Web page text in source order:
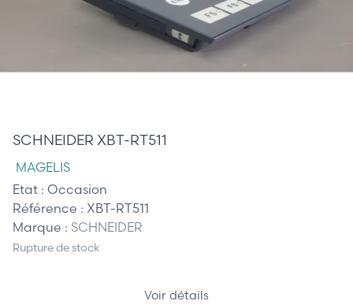
SCHNEIDER XBT-RT511
MAGELIS
Etat : Occasion
Référence : XBT-RT511
Marque : SCHNEIDER
Rupture de stock
Voir détails